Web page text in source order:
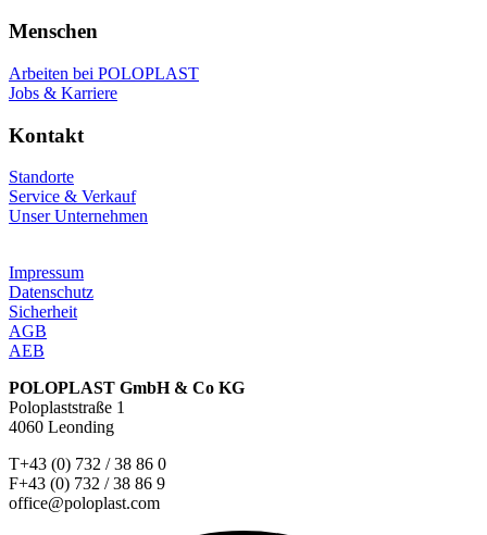
Menschen
Arbeiten bei POLOPLAST
Jobs & Karriere
Kontakt
Standorte
Service & Verkauf
Unser Unternehmen
Impressum
Datenschutz
Sicherheit
AGB
AEB
POLOPLAST GmbH & Co KG
Poloplaststraße 1
4060 Leonding
T+43 (0) 732 / 38 86 0
F+43 (0) 732 / 38 86 9
office@poloplast.com